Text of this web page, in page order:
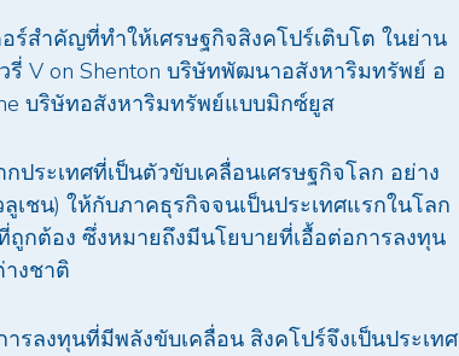
ร์สำคัญที่ทำให้เศรษฐกิจสิงคโปร์เติบโต ในย่าน
V on Shenton บริษัทพัฒนาอสังหาริมทรัพย์ อ
บริษัทอสังหาริมทรัพย์แบบมิกซ์ยูส
ระเทศที่เป็นตัวขับเคลื่อนเศรษฐกิจโลก อย่าง
ชน) ให้กับภาคธุรกิจจนเป็นประเทศแรกในโลก
กต้อง ซึ่งหมายถึงมีนโยบายที่เอื้อต่อการลงทุน
งชาติ
รลงทุนที่มีพลังขับเคลื่อน สิงคโปร์จึงเป็นประเทศ